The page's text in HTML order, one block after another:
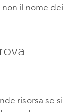
non il nome dei
risorsa se si